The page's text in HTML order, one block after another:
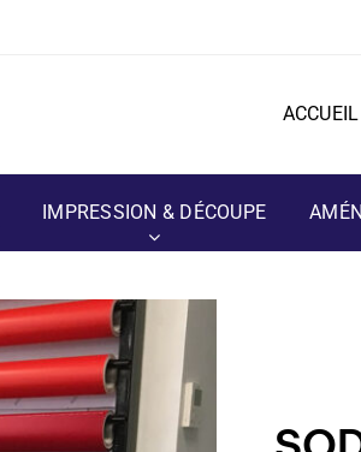
ACCUEIL
IMPRESSION & DÉCOUPE